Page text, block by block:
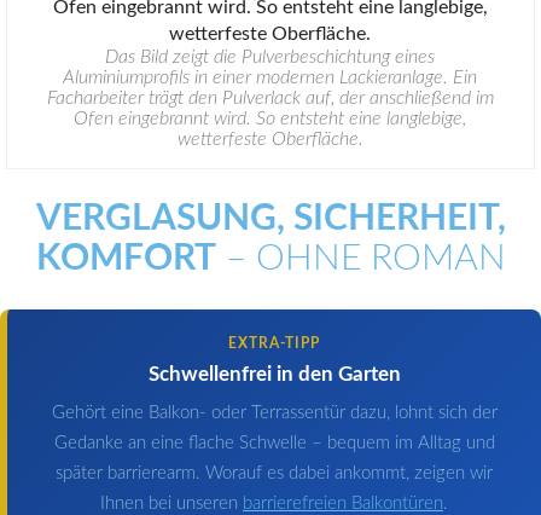
Das Bild zeigt die Pulverbeschichtung eines
Aluminiumprofils in einer modernen Lackieranlage. Ein
Facharbeiter trägt den Pulverlack auf, der anschließend im
Ofen eingebrannt wird. So entsteht eine langlebige,
wetterfeste Oberfläche.
VERGLASUNG, SICHERHEIT,
KOMFORT– OHNE ROMAN
EXTRA-TIPP
Schwellenfrei in den Garten
Gehört eine Balkon- oder Terrassentür dazu, lohnt sich der
Gedanke an eine flache Schwelle – bequem im Alltag und
später barrierearm. Worauf es dabei ankommt, zeigen wir
Ihnen bei unseren barrierefreien Balkontüren.